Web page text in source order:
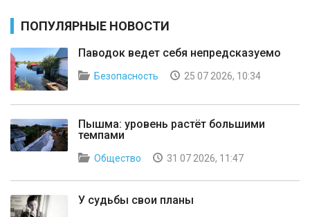
ПОПУЛЯРНЫЕ НОВОСТИ
Паводок ведет себя непредсказуемо
Безопасность 25 07 2026, 10:34
Пышма: уровень растёт большими
темпами
Общество 31 07 2026, 11:47
У судьбы свои планы